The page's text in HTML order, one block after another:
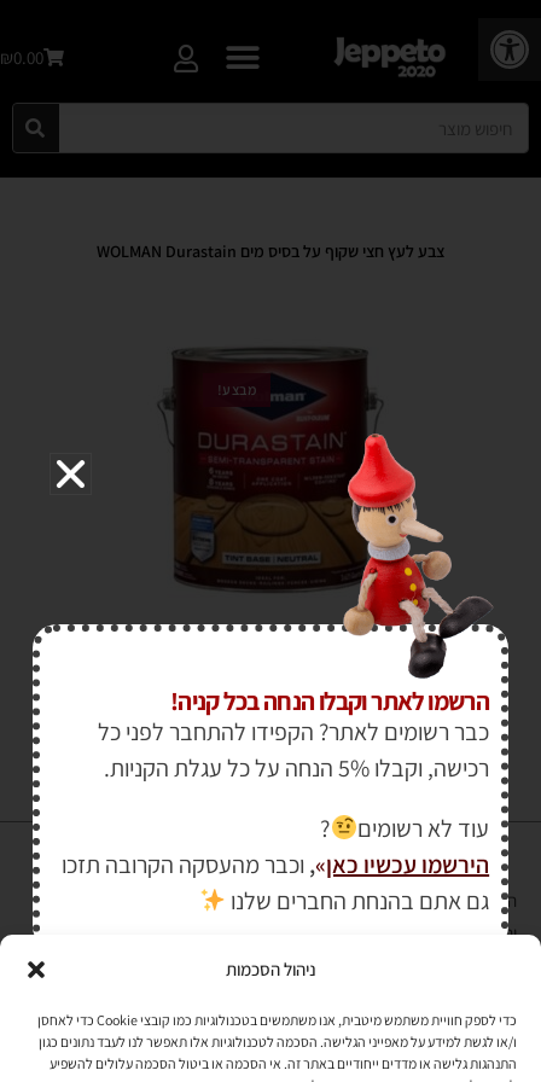
פתח סרגל נגישות
ניהול הסכמות
כדי לספק חוויית משתמש מיטבית, אנו משתמשים בטכנולוגיות כמו קובצי Cookie כדי לאחסן
ו/או לגשת למידע על מאפייני הגלישה. הסכמה לטכנולוגיות אלו תאפשר לנו לעבד נתונים כגון
התנהגות גלישה או מדדים ייחודיים באתר זה. אי הסכמה או ביטול הסכמה עלולים להשפיע
₪0.00
צבע לעץ חצי שקוף על בסיס מים WOLMAN Durastain
מבצע!
והעומד בתקן אבטחה PCI DSS Level-1
לתקנון האתר»
הרשמו לאתר וקבלו הנחה בכל קניה!
כבר רשומים לאתר? הקפידו להתחבר לפני כל
רכישה, וקבלו 5% הנחה על כל עגלת הקניות.
עוד לא רשומים
?
הירשמו עכשיו כאן»
, וכבר מהעסקה הקרובה תזכו
גם אתם בהנחת החברים שלנו